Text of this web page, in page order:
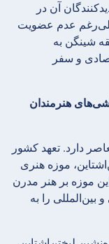
آن در
علی‌رغم عدم عضویت
شینگن به
و سفر
هنرمندان
دارد. تعهد کشور
موزه هنری
موزه بر هنر مدرن
را به